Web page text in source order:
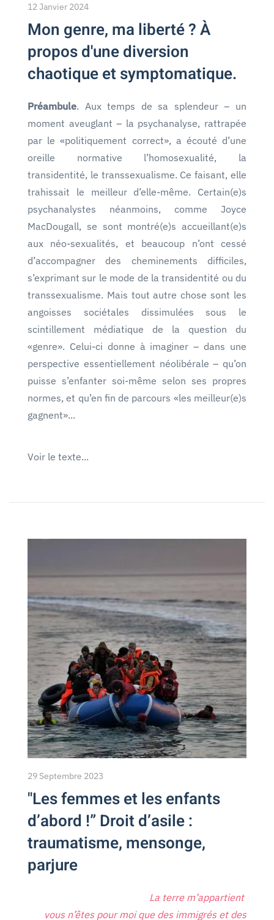
12 Janvier 2024
Mon genre, ma liberté ? À
propos d'une diversion
chaotique et symptomatique.
Préambule. Aux temps de sa splendeur – un
moment aveuglant – la psychanalyse, rattrapée
par le «politiquement correct», a écouté d’une
oreille normative l’homosexualité, la
transidentité, le transsexualisme. Ce faisant, elle
trahissait le meilleur d’elle-même. Certain(e)s
psychanalystes néanmoins, comme Joyce
MacDougall, se sont montré(e)s accueillant(e)s
aux néo-sexualités, et beaucoup n’ont cessé
d’accompagner des cheminements difficiles,
s’exprimant sur le mode de la transidentité ou du
transsexualisme. Mais tout autre chose sont les
angoisses sociétales dissimulées sous le
scintillement médiatique de la question du
«genre». Celui-ci donne à imaginer – dans une
perspective essentiellement néolibérale – qu’on
puisse s’enfanter soi-même selon ses propres
normes, et qu’en fin de parcours «les meilleur(e)s
gagnent»...
Voir le texte...
29 Septembre 2023
"Les femmes et les enfants
d’abord !” Droit d’asile :
traumatisme, mensonge,
parjure
La terre m’appartient
vous n’êtes pour moi que des immigrés et des